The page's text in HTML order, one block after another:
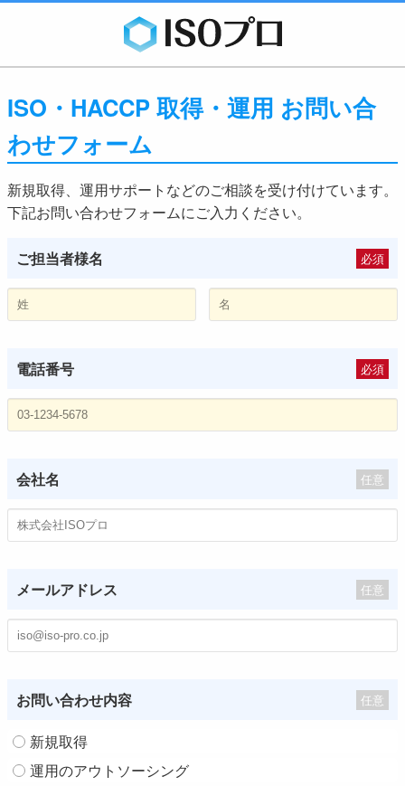
ISO・HACCP 取得・運用 お問い合
わせフォーム
新規取得、運用サポートなどのご相談を受け付けています。
下記お問い合わせフォームにご入力ください。
ご担当者様名 必須
電話番号 必須
会社名 任意
メールアドレス 任意
お問い合わせ内容 任意
新規取得
運用のアウトソーシング